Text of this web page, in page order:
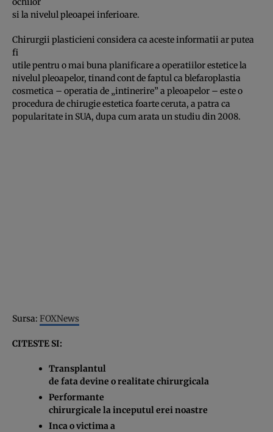
si la nivelul pleoapei inferioare.
Chirurgii plasticieni considera ca aceste informatii ar putea
fi
utile pentru o mai buna planificare a operatiilor estetice la
nivelul pleoapelor, tinand cont de faptul ca blefaroplastia
cosmetica – operatia de „intinerire” a pleoapelor – este o
procedura de chirugie estetica foarte ceruta, a patra ca
popularitate in SUA, dupa cum arata un studiu din 2008.
Sursa: FOXNews
CITESTE SI:
Transplantul
de fata devine o realitate chirurgicala
Performante
chirurgicale la inceputul erei noastre
Inca o victima a